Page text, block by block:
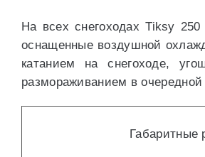
На всех снегоходах Tiksy
оснащенные воздушной
катанием на снегоходе,
размораживанием в
Габаритные